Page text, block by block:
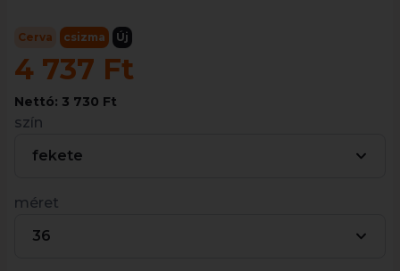
Cerva csizma Új
4 737 Ft
Nettó: 3 730 Ft
szín
fekete
méret
36